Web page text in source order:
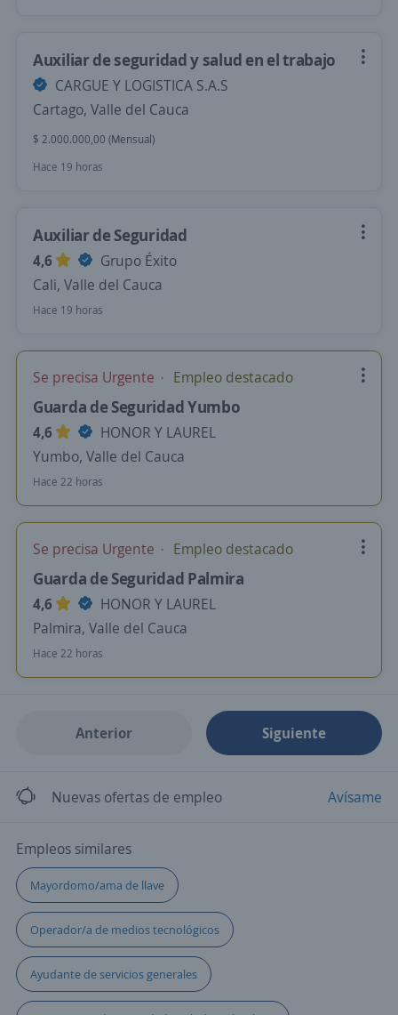
Auxiliar de seguridad y salud en el trabajo
CARGUE Y LOGISTICA S.A.S
Cartago, Valle del Cauca
$ 2.000.000,00 (Mensual)
Hace 19 horas
Auxiliar de Seguridad
4,6
Grupo Éxito
Cali, Valle del Cauca
Hace 19 horas
Se precisa Urgente Empleo destacado
Guarda de Seguridad Yumbo
4,6
HONOR Y LAUREL
Yumbo, Valle del Cauca
Hace 22 horas
Se precisa Urgente Empleo destacado
Guarda de Seguridad Palmira
4,6
HONOR Y LAUREL
Palmira, Valle del Cauca
Hace 22 horas
Anterior Siguiente
Nuevas ofertas de empleo Avísame
Empleos similares
Mayordomo/ama de llave
Operador/a de medios tecnológicos
Ayudante de servicios generales